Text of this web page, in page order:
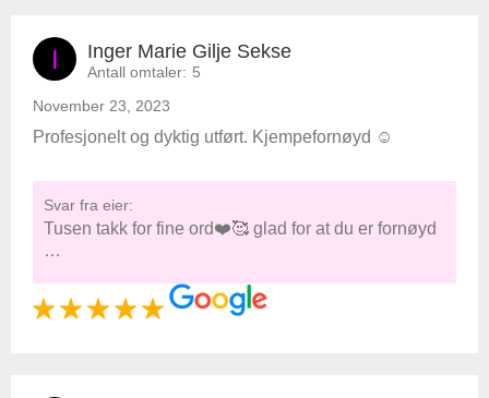
I Inger Marie Gilje Sekse
Antall omtaler: 5
November 23, 2023
Profesjonelt og dyktig utført. Kjempefornøyd ☺️
Svar fra eier:
Tusen takk for fine ord❤️🥰 glad for at du er fornøyd
…